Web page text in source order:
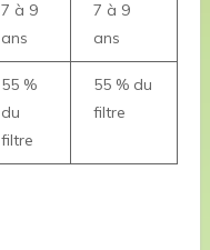
7 à 9
ans
7 à 9
ans
55 %
du
filtre
55 % du
filtre